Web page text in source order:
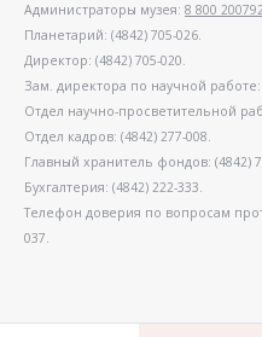
Администраторы музея: 8 800
Планетарий: (4842) 705-026.
Директор: (4842) 705-020.
Зам. директора по научной работе:
Отдел научно-просветительной
Отдел кадров: (4842) 277-008.
Главный хранитель фондов: (4842)
Бухгалтерия: (4842) 222-333.
Телефон доверия по вопросам
037.